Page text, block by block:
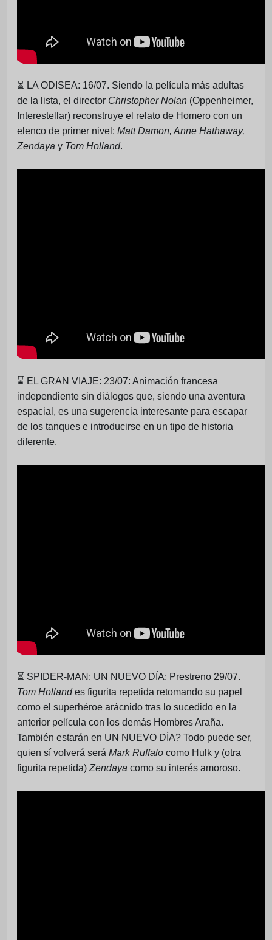
⏳ LA ODISEA: 16/07. Siendo la película más adultas
de la lista, el director Christopher Nolan (Oppenheimer,
Interestellar) reconstruye el relato de Homero con un
elenco de primer nivel: Matt Damon, Anne Hathaway,
Zendaya y Tom Holland.
⌛ EL GRAN VIAJE: 23/07: Animación francesa
independiente sin diálogos que, siendo una aventura
espacial, es una sugerencia interesante para escapar
de los tanques e introducirse en un tipo de historia
diferente.
⏳ SPIDER-MAN: UN NUEVO DÍA: Prestreno 29/07.
Tom Hollandes figurita repetida retomando su papel
como el superhéroe arácnido tras lo sucedido en la
anterior película con los demás Hombres Araña.
También estarán en UN NUEVO DÍA? Todo puede ser,
quien sí volverá será Mark Ruffalo como Hulk y (otra
figurita repetida) Zendaya como su interés amoroso.